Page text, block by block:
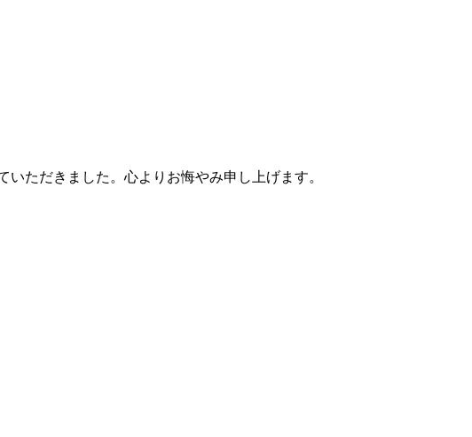
ただきました。心よりお悔やみ申し上げます。